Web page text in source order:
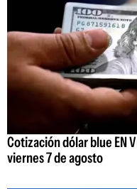
Cotización dólar blue EN
viernes 7 de agosto